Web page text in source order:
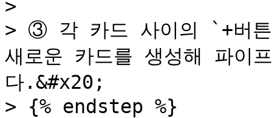
>
> ③ 각 카드 사이의 `+버
새로운 카드를 생성해 파이
다.&#x20;
> {% endstep %}